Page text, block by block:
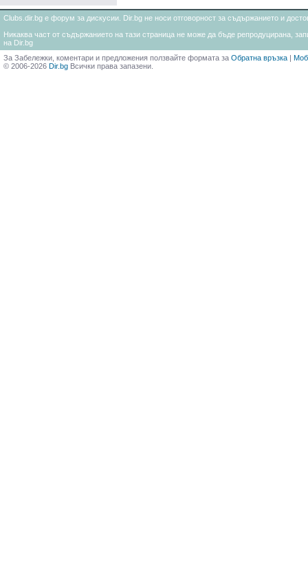
Clubs.dir.bg е форум за дискусии. Dir.bg не носи отговорност за съдържанието и
Никаква част от съдържанието на тази страница не може да бъде репродуцирана,
на Dir.bg
За Забележки, коментари и предложения ползвайте формата за Обратна връзка |
© 2006-2026 Dir.bg Всички права запазени.